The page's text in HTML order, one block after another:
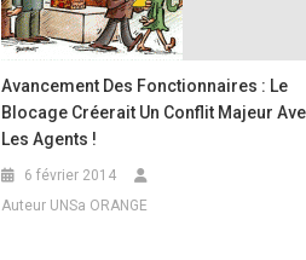
Avancement Des Fonctionnaires : Le
Blocage Créerait Un Conflit Majeur
Les Agents !
6 février 2014
Auteur UNSa ORANGE